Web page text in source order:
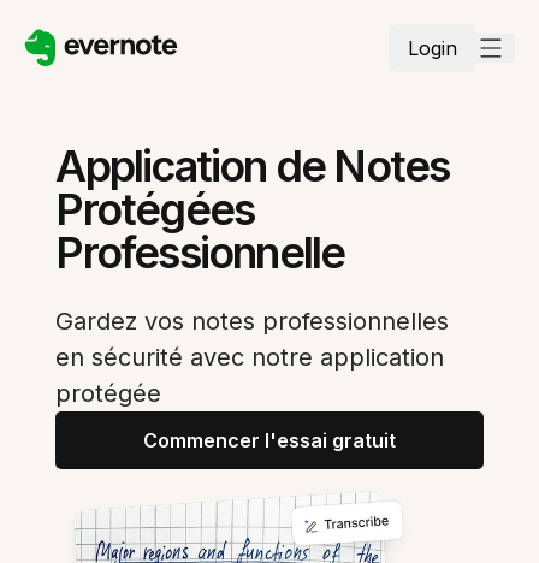
Login
Application de Notes
Protégées
Professionnelle
Gardez vos notes professionnelles
en sécurité avec notre application
protégée
Commencer l'essai gratuit